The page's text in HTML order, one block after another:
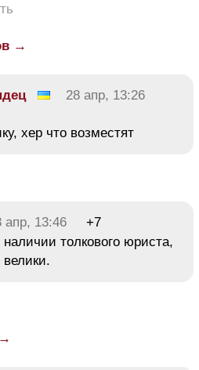
→
28 апр, 13:26
хер что возместят
апр, 13:46
+7
толкового юриста,